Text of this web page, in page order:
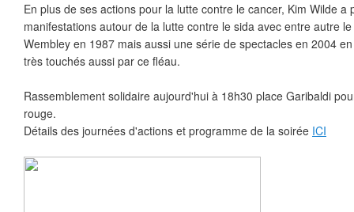
En plus de ses actions pour la lutte contre le cancer, Kim Wilde a
manifestations autour de la lutte contre le sida avec entre autre
Wembley en 1987 mais aussi une série de spectacles en 2004
très touchés aussi par ce fléau.
Rassemblement solidaire aujourd'hui à 18h30 place Garibaldi
rouge.
Détails des journées d'actions et programme de la soirée ICI